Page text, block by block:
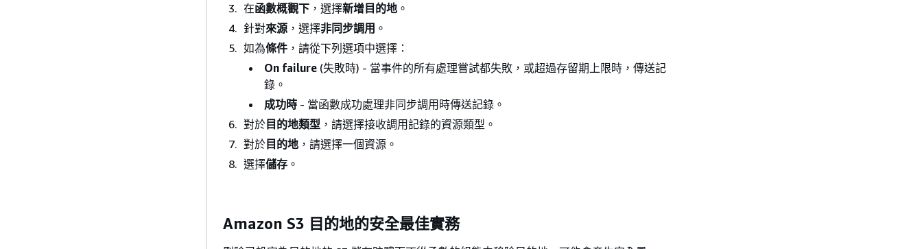
在函數概觀下 ，選擇新增目的地 。
針對來源 ，選擇非同步調用 。
如為條件 ，請從下列選項中選擇：
On failure (失敗時) - 當事件的所有處理嘗試都失敗，或超過存留期上限時，傳送記
錄。
成功時 - 當函數成功處理非同步調用時傳送記錄。
對於目的地類型 ，請選擇接收調用記錄的資源類型。
對於目的地 ，請選擇一個資源。
選擇儲存 。
Amazon S3 目的地的安全最佳實務